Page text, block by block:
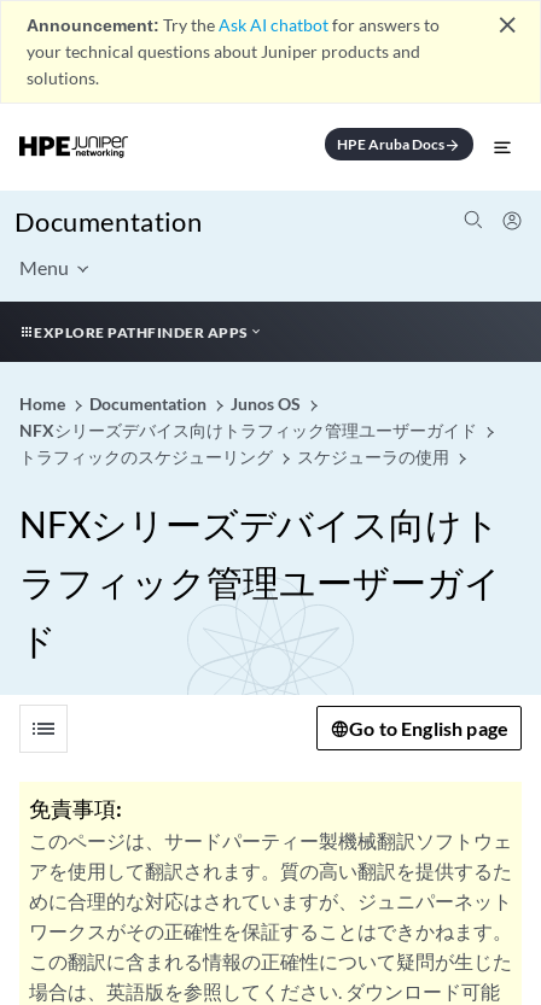
Announcement: Try theAsk AI chatbotfor answers to
your technical questions about Juniper products and
solutions.
close
HPE Aruba Docsarrow_forward
Documentation
Menu
EXPLORE PATHFINDER APPS
Home Documentation
Junos OS
NFXシリーズデバイス向けトラフィック管理ユーザーガイド
トラフィックのスケジューリング
スケジューラの使用
NFXシリーズデバイス向けト
ラフィック管理ユーザーガイ
ド
list Go to English page
免責事項:
このページは、サードパーティー製機械翻訳ソフトウェ
アを使用して翻訳されます。質の高い翻訳を提供するた
めに合理的な対応はされていますが、ジュニパーネット
ワークスがその正確性を保証することはできかねます。
この翻訳に含まれる情報の正確性について疑問が生じた
場合は、英語版を参照してください. ダウンロード可能